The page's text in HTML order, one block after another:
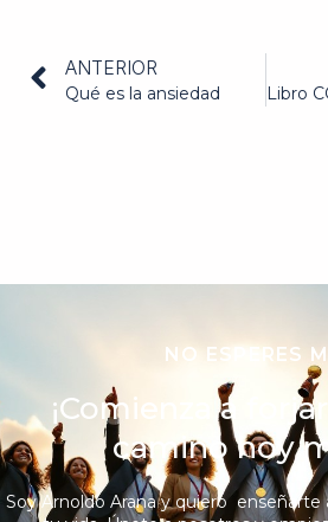
ANTERIOR
Qué es la ansiedad
NO ESPERES
¡Comienza a
camino hoy
Soy Arnoldo Arana y quiero